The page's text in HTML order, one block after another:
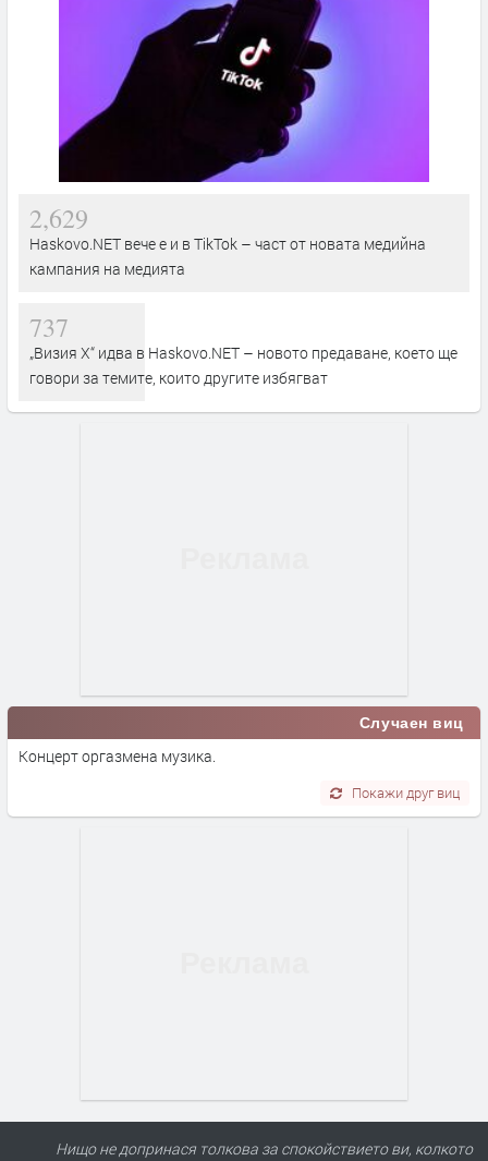
2,629
Haskovo.NET вече е и в TikTok – част от новата медийна
кампания на медията
737
„Визия Х“ идва в Haskovo.NET – новото предаване, което ще
говори за темите, които другите избягват
Случаен виц
Концерт оргазмена музика.
Покажи друг виц
Нищо не допринася толкова за спокойствието ви, колкото